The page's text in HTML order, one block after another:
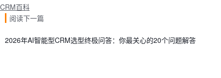
CRM百科
阅读下一篇
2026年AI智能型CRM选型终极问答：你最关心的20个问题解答